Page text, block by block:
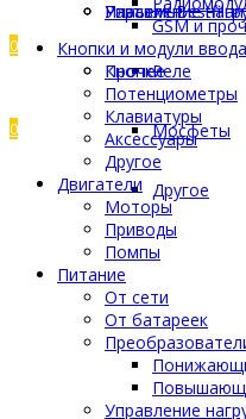
0
0
Управление
Реле
Мосфеты
Другое
Разъемы
Прочее
Пластик
GSM и
Кнопки и модули ввода
Кнопки
Потенциометры
Клавиатуры
Аксессуары
Другое
Двигатели
Моторы
Приводы
Помпы
Питание
От сети
От батареек
Управление